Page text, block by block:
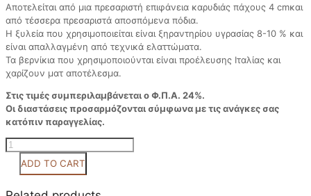
Αποτελείται από μια πρεσαριστή επιφάνεια καρυδιάς πάχους 4 cmκαι
από τέσσερα πρεσαριστά αποσπόμενα πόδια.
Η ξυλεία που χρησιμοποιείται είναι ξηραντηρίου υγρασίας 8-10 % και
είναι απαλλαγμένη από τεχνικά ελαττώματα.
Τα βερνίκια που χρησιμοποιούνται είναι προέλευσης Ιταλίας και
χαρίζουν ματ αποτέλεσμα.
Στις τιμές συμπεριλαμβάνεται ο Φ.Π.Α. 24%.
Οι διαστάσεις προσαρμόζονται σύμφωνα με τις ανάγκες σας
κατόπιν παραγγελίας.
Κωδ
0034
quantity
ADD TO CART